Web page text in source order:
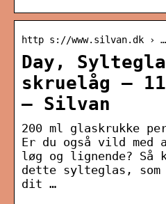
http s://www.silvan.dk ›
Day,
skruelåg –
– Silvan
200 ml glaskrukke
Er du også vild med
løg og lignende? Så
dette sylteglas,
dit …